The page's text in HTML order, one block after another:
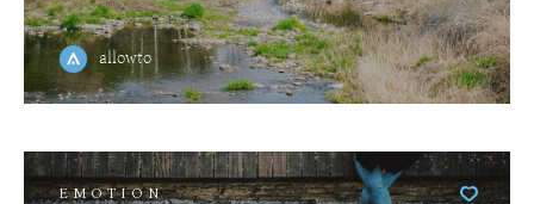
allowto
EMOTION